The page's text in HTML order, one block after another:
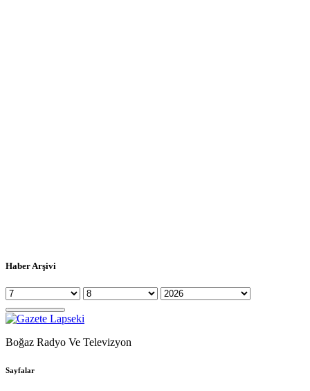
Haber Arşivi
Boğaz Radyo Ve Televizyon
Sayfalar